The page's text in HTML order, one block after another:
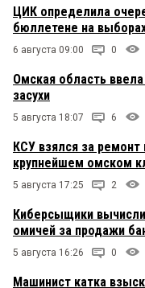
ЦИК определила
бюллетене на
6 августа 09:00 0
Омская область
засухи
5 августа 18:07 6
КСУ взялся за
крупнейшем омском
5 августа 17:25 2
Киберсыщики
омичей за продажи
5 августа 16:26 0
Машинист катка